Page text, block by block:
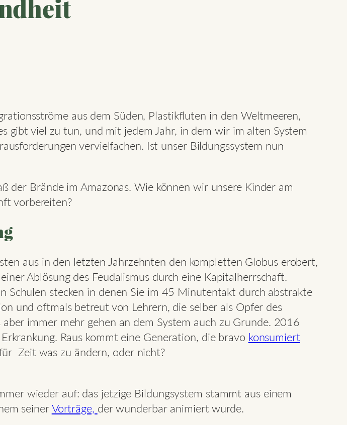
aus dem Süden, Plastikfluten in den Weltmeeren,
gibt viel zu tun, und mit jedem Jahr, in dem wir im alten System
vervielfachen. Ist unser Bildungssystem nun
der Brände im Amazonas. Wie können wir unsere Kinder am
vorbereiten?
aus in den letzten Jahrzehnten den kompletten Globus erobert,
Ablösung des Feudalismus durch eine Kapitalherrschaft.
stecken in denen Sie im 45 Minutentakt durch abstrakte
und oftmals betreut von Lehrern, die selber als Opfer des
immer mehr gehen an dem System auch zu Grunde. 2016
Raus kommt eine Generation, die bravo konsumiert
Zeit was zu ändern, oder nicht?
wieder auf: das jetzige Bildungsystem stammt aus einem
seinerVorträge, der wunderbar animiert wurde.